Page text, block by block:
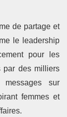
de partage et
le leadership
pour les
par des milliers
sur
femmes et